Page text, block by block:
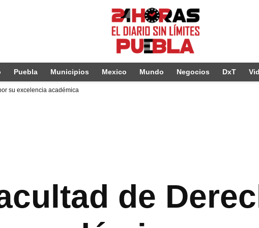
Puebla Municipios Mexico Mundo Negocios DxT
su excelencia académica
de